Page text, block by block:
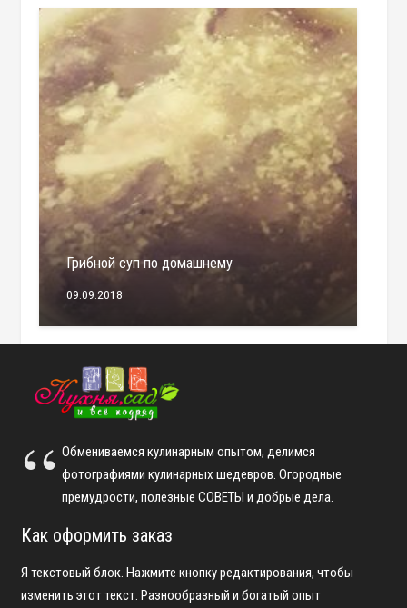
Грибной суп по домашнему
09.09.2018
Обмениваемся кулинарным опытом, делимся
фотографиями кулинарных шедевров. Огородные
премудрости, полезные СОВЕТЫ и добрые дела.
Как оформить заказ
Я текстовый блок. Нажмите кнопку редактирования, чтобы
изменить этот текст. Разнообразный и богатый опыт